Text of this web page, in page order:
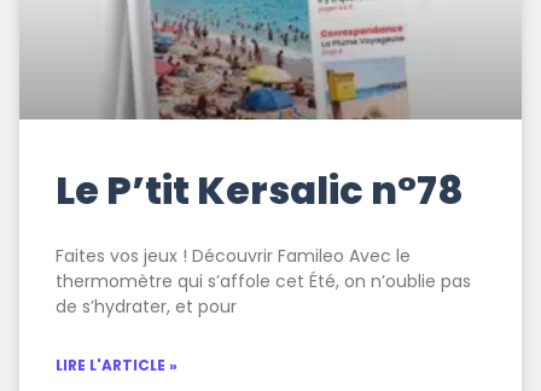
Le P’tit Kersalic n°78
Faites vos jeux ! Découvrir Famileo Avec le
thermomètre qui s’affole cet Été, on n’oublie pas
de s’hydrater, et pour
LIRE L'ARTICLE »